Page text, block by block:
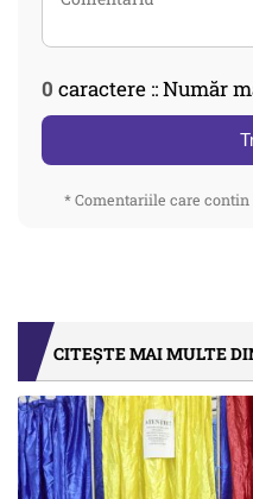
0 caractere :: Număr
* Comentariile care
CITEȘTE MAI MULTE